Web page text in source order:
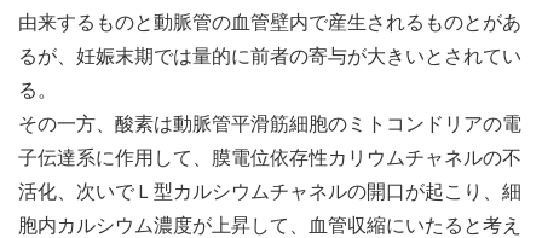
由来するものと動脈管の血管壁内で産生されるものとがあ
るが、妊娠末期では量的に前者の寄与が大きいとされてい
る。
その一方、酸素は動脈管平滑筋細胞のミトコンドリアの電
子伝達系に作用して、膜電位依存性カリウムチャネルの不
活化、次いでＬ型カルシウムチャネルの開口が起こり、細
胞内カルシウム濃度が上昇して、血管収縮にいたると考え